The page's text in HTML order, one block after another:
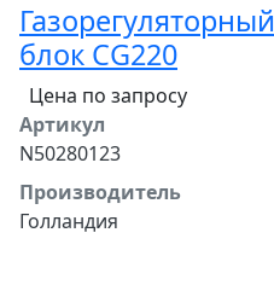
Газорегуляторный
блок CG220
Цена по запросу
Артикул
N50280123
Производитель
Голландия